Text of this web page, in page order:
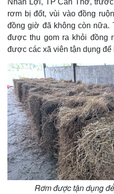
Nhân Lợi, TP Cần Thơ,
rơm bị đốt, vùi vào đồng
đồng giờ đã không còn nữa.
được thu gom ra khỏi đồng
được các xã viên tận dụng
Rơm được tận dụng